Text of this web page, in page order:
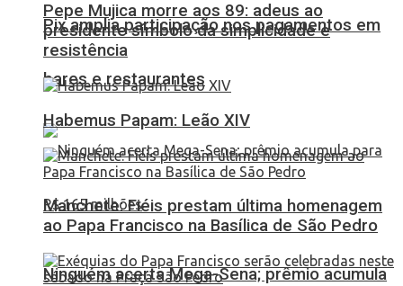
Pix amplia participação nos pagamentos em
bares e restaurantes
Ninguém acerta Mega-Sena; prêmio acumula
Pepe Mujica morre aos 89: adeus ao
presidente símbolo da simplicidade e
resistência
Habemus Papam: Leão XIV
Manchete: Fiéis prestam última homenagem
ao Papa Francisco na Basílica de São Pedro